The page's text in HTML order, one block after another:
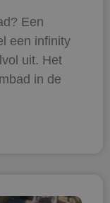
Een
een infinity
uit. Het
in de